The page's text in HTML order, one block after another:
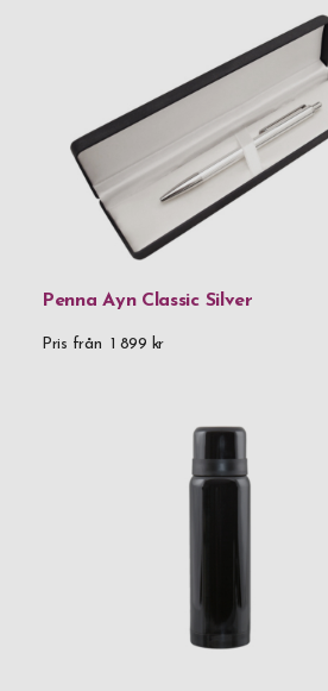
Penna Ayn Classic Silver
Pris från 1 899 kr